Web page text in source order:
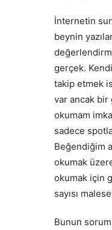
İnternetin
beynin
gerçek.
takip etmek
var ancak bir
okumam
sadece
Beğendiğim
okumak
okumak için
sayısı
Bunun